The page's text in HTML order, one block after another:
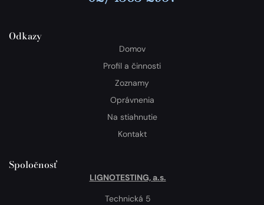
Odkazy
Domov
Profil a činnosti
Zoznamy
Oprávnenia
Na stiahnutie
Kontakt
Spoločnosť
LIGNOTESTING, a.s.
Technická 5